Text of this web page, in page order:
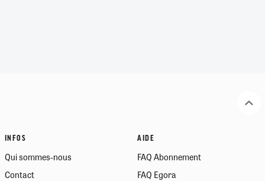
INFOS
Qui sommes-nous
Contact
AIDE
FAQ Abonnement
FAQ Egora